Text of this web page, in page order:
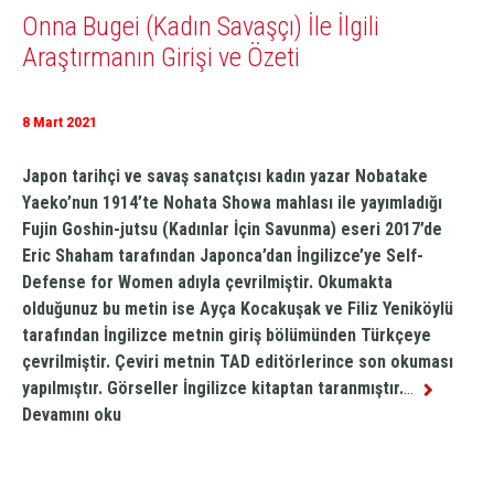
Onna Bugei (Kadın Savaşçı) İle İlgili
Araştırmanın Girişi ve Özeti
8 Mart 2021
Japon tarihçi ve savaş sanatçısı kadın yazar Nobatake
Yaeko’nun 1914’te Nohata Showa mahlası ile yayımladığı
Fujin Goshin-jutsu (Kadınlar İçin Savunma) eseri 2017’de
Eric Shaham tarafından Japonca’dan İngilizce’ye Self-
Defense for Women adıyla çevrilmiştir. Okumakta
olduğunuz bu metin ise Ayça Kocakuşak ve Filiz Yeniköylü
tarafından İngilizce metnin giriş bölümünden Türkçeye
çevrilmiştir. Çeviri metnin TAD editörlerince son okuması
yapılmıştır. Görseller İngilizce kitaptan taranmıştır....
Devamını oku